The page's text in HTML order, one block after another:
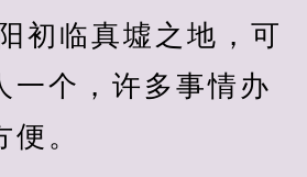
临真墟之地，可
一个，许多事情办
。